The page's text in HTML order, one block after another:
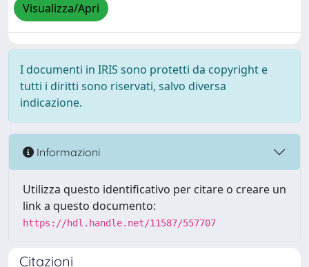
Visualizza/Apri
I documenti in IRIS sono protetti da copyright e
tutti i diritti sono riservati, salvo diversa
indicazione.
Informazioni
Utilizza questo identificativo per citare o creare un
link a questo documento:
https://hdl.handle.net/11587/557707
Citazioni